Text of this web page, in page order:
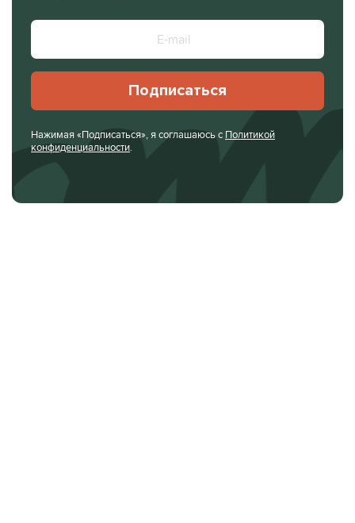
Подписаться
Нажимая «Подписаться», я соглашаюсь с Политикой
конфиденциальности.